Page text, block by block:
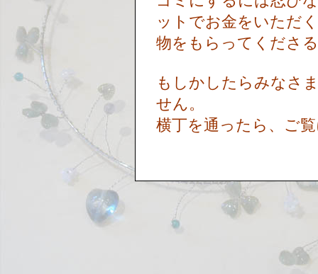
ットでお金をいただ
物をもらってくださ
もしかしたらみなさ
せん。
横丁を通ったら、ご